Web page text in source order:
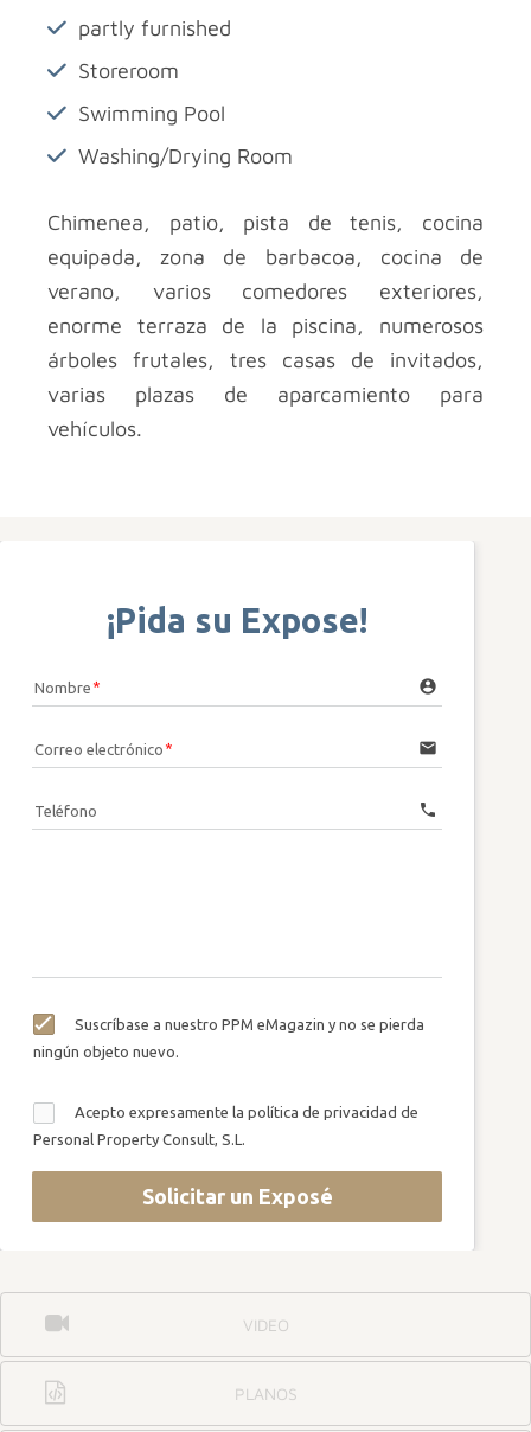
partly furnished
Storeroom
Swimming Pool
Washing/Drying Room
Chimenea, patio, pista de tenis, cocina
equipada, zona de barbacoa, cocina de
verano, varios comedores exteriores,
enorme terraza de la piscina, numerosos
árboles frutales, tres casas de invitados,
varias plazas de aparcamiento para
vehículos.
¡Pida su Expose!
Nombre account_circle
Correo electrónico email
Teléfono call
Suscríbase a nuestro PPM eMagazin y no se pierda
ningún objeto nuevo.
Acepto expresamente la política de privacidad de
Personal Property Consult, S.L.
Solicitar un Exposé
VIDEO
PLANOS